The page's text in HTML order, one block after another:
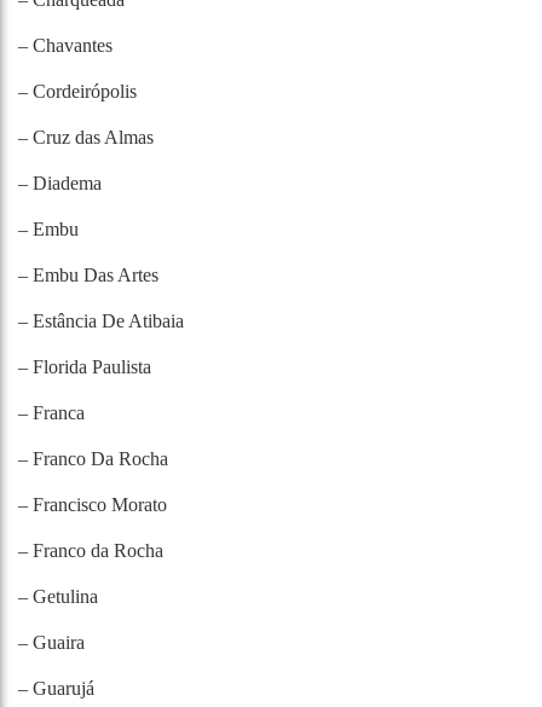
– Chavantes
– Cordeirópolis
– Cruz das Almas
– Diadema
– Embu
– Embu Das Artes
– Estância De Atibaia
– Florida Paulista
– Franca
– Franco Da Rocha
– Francisco Morato
– Franco da Rocha
– Getulina
– Guaira
– Guarujá